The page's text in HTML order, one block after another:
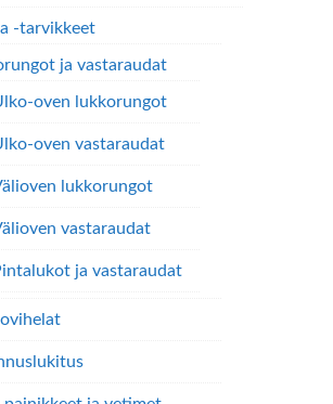
-tarvikkeet
ja vastaraudat
oven lukkorungot
oven vastaraudat
lukkorungot
vastaraudat
ja vastaraudat